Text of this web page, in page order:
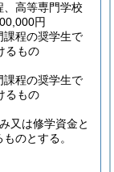
高等専門学校
円
課程の奨学生で
るもの
課程の奨学生で
るもの
又は修学資金と
のとする。